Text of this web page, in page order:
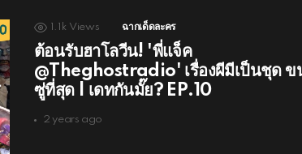
1.1k Views ฉากเด็ดละคร
ต้อนรับฮาโลวีน! 'พี่แจ็ค
@Theghostradio' เรื่องผีมีเป็นชุด ข
ซู่ที่สุด | เดทกันมั๊ย? EP.10
2 years ago